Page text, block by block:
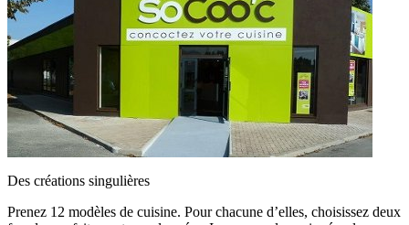
Des créations singulières
Prenez 12 modèles de cuisine. Pour chacune d’elles, choisissez deux